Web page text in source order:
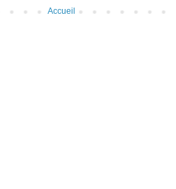
Accueil